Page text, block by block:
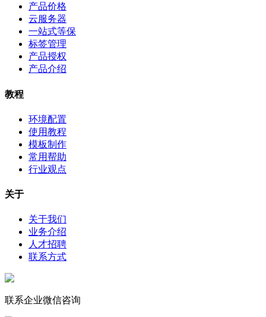
产品价格
云服务器
一站式等保
标签管理
产品授权
产品介绍
教程
环境配置
使用教程
模板制作
常用帮助
行业观点
关于
关于我们
业务介绍
人才招聘
联系方式
联系企业微信咨询